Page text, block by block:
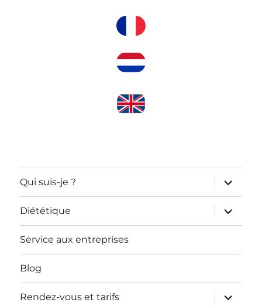
Qui suis-je ?
ouvrir
le
sous-
menu
Diététique
ouvrir
le
sous-
Service aux entreprises
Blog
Rendez-vous et tarifs
ouvrir
le